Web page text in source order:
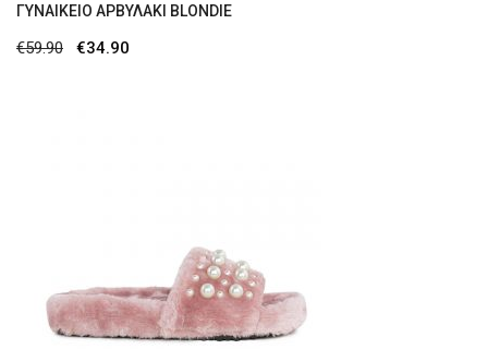
ΓΥΝΑΙΚΕΊΟ ΑΡΒΥΛΆΚΙ BLONDIE
€59.90
Original
€34.90